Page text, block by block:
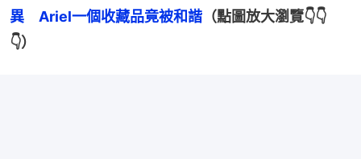
異　Ariel一個收藏品竟被和諧 （點圖放大瀏覽👇👇
👇）